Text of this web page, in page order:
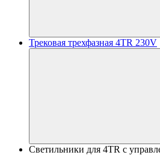
Трековая трехфазная 4TR 230V
Светильники для 4TR с